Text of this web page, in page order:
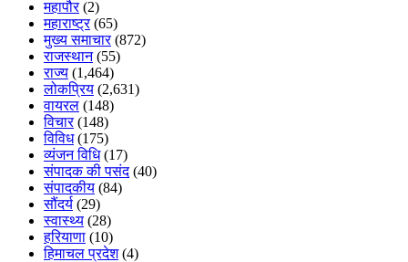
महापौर(2)
महाराष्ट्र(65)
मुख्य समाचार(872)
राजस्थान(55)
राज्य (1,464)
लोकप्रिय (2,631)
वायरल (148)
विचार(148)
विविध(175)
व्यंजन विधि(17)
संपादक की पसंद(40)
संपादकीय (84)
सौंदर्य (29)
स्वास्थ्य (28)
हरियाणा (10)
हिमाचल प्रदेश(4)